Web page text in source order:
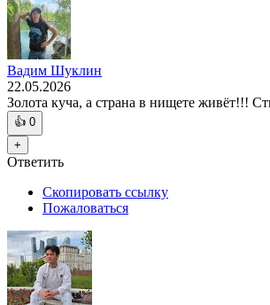
Вадим Шуклин
22.05.2026
Золота куча, а страна в нищете живёт!!!
👍 0
+
Ответить
Скопировать ссылку
Пожаловаться